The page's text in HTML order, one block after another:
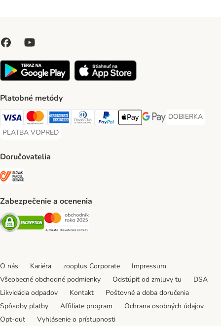
Platobné metódy
Visa Payment Method
Mastercard Payment Method
American Express Payment Method
Diners Club Payment Method
PayPal Payment Method
Apple Pay Payment Method
Google Pay Payment
DOBIERKA
DOBIERKA
PLATBA VOPRED
PLATBA VOPRED Payment Method
Doručovatelia
Zabezpečenie a ocenenia
Security Security
O nás Kariéra zooplus Corporate
Impressum
Všeobecné obchodné podmienky
Odstúpiť od zmluvy tu
DSA
Likvidácia odpadov
Kontakt
Poštovné a doba doručenia
Spôsoby platby
Affiliate program
Ochrana osobných údajov
Opt-out
Vyhlásenie o prístupnosti